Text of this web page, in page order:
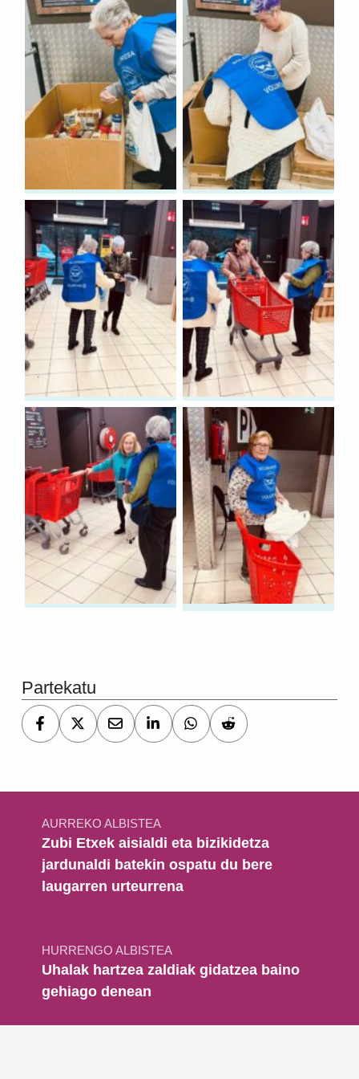
Partekatu
Bidalketetan zehar nabigatu
AURREKO ALBISTEA
Zubi Etxek aisialdi eta bizikidetza
jardunaldi batekin ospatu du bere
laugarren urteurrena
HURRENGO ALBISTEA
Uhalak hartzea zaldiak gidatzea baino
gehiago denean